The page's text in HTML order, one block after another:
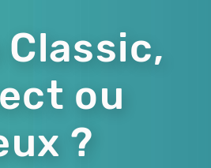
Classic,
ou
?